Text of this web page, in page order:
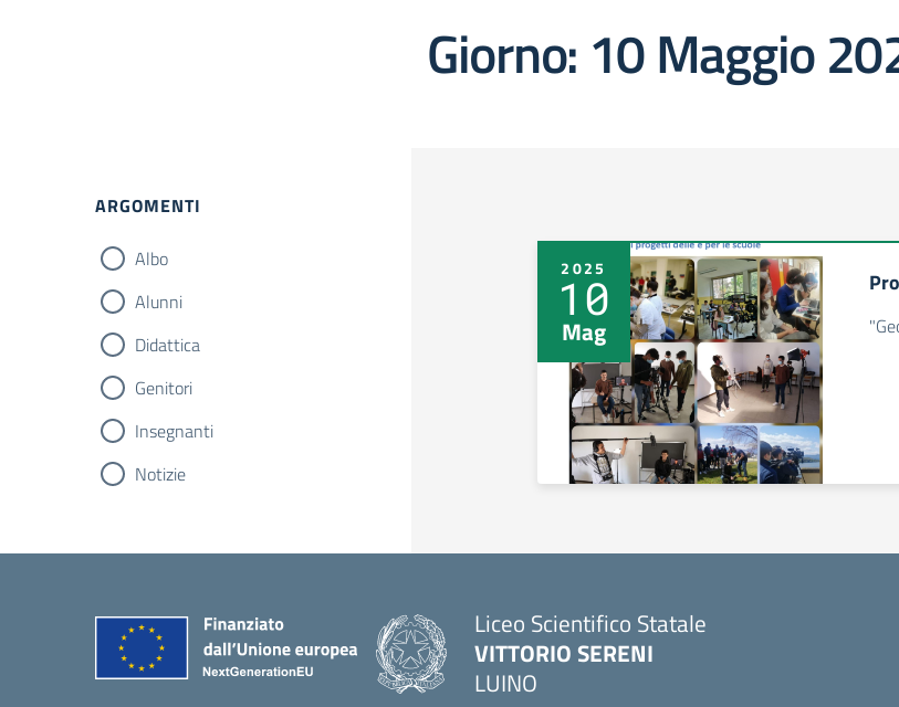
Giorno: 10 Maggio
ARGOMENTI
Albo
Alunni
Didattica
Genitori
Insegnanti
Notizie
2025
10
Mag
Liceo Scientifico Statale
VITTORIO SERENI
LUINO